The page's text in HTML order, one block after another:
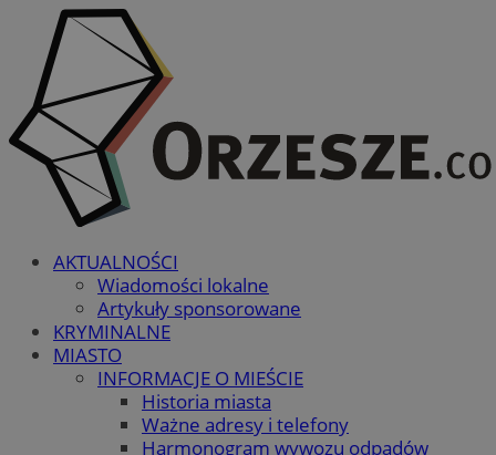
AKTUALNOŚCI
Wiadomości lokalne
Artykuły sponsorowane
KRYMINALNE
MIASTO
INFORMACJE O MIEŚCIE
Historia miasta
Ważne adresy i telefony
Harmonogram wywozu odpadów